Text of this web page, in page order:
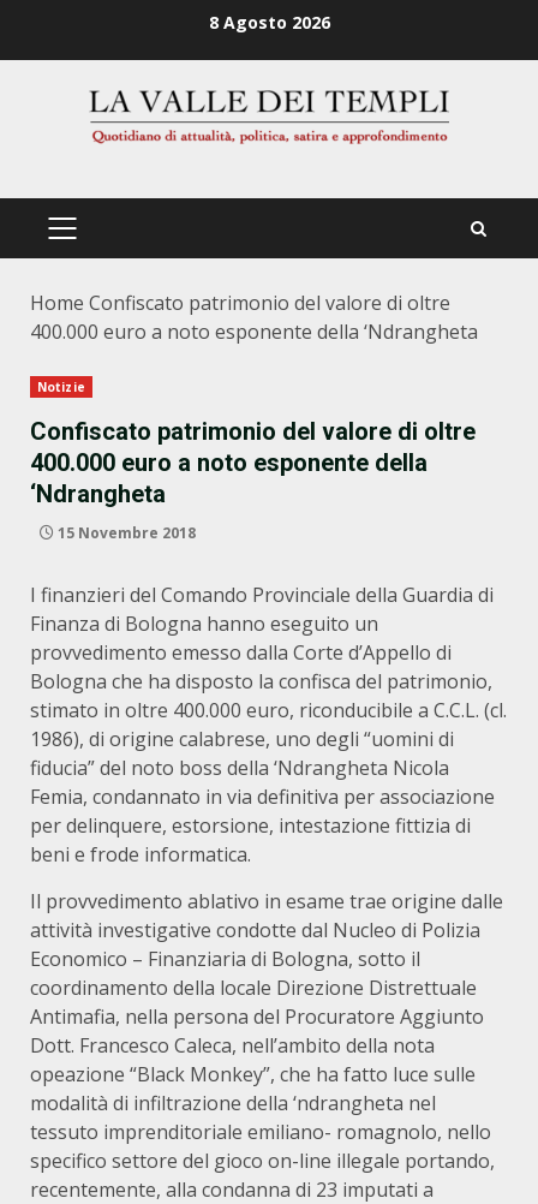
8 Agosto 2026
PRIMÄRES
Home Confiscato patrimonio del valore di oltre
400.000 euro a noto esponente della ‘Ndrangheta
Notizie
Confiscato patrimonio del valore di oltre
400.000 euro a noto esponente della
‘Ndrangheta
15 Novembre 2018
I finanzieri del Comando Provinciale della Guardia di
Finanza di Bologna hanno eseguito un
provvedimento emesso dalla Corte d’Appello di
Bologna che ha disposto la confisca del patrimonio,
stimato in oltre 400.000 euro, riconducibile a C.C.L. (cl.
1986), di origine calabrese, uno degli “uomini di
fiducia” del noto boss della ‘Ndrangheta Nicola
Femia, condannato in via definitiva per associazione
per delinquere, estorsione, intestazione fittizia di
beni e frode informatica.
Il provvedimento ablativo in esame trae origine dalle
attività investigative condotte dal Nucleo di Polizia
Economico – Finanziaria di Bologna, sotto il
coordinamento della locale Direzione Distrettuale
Antimafia, nella persona del Procuratore Aggiunto
Dott. Francesco Caleca, nell’ambito della nota
opeazione “Black Monkey”, che ha fatto luce sulle
modalità di infiltrazione della ‘ndrangheta nel
tessuto imprenditoriale emiliano- romagnolo, nello
specifico settore del gioco on-line illegale portando,
recentemente, alla condanna di 23 imputati a